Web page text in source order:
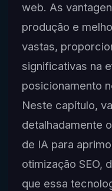
web. As
produção e
vastas,
significativas na
posicionamento
Neste capítulo,
detalhadamente
de IA para
otimização SEO,
que essa